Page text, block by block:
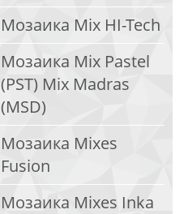
Мозаика Mix HI-Tech
Мозаика Mix Pastel
(PST) Mix Madras
(MSD)
Мозаика Mixes
Fusion
Мозаика Mixes Inka